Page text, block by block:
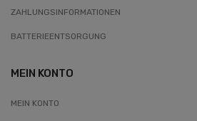
ZAHLUNGSINFORMATIONEN
BATTERIEENTSORGUNG
MEIN KONTO
MEIN KONTO